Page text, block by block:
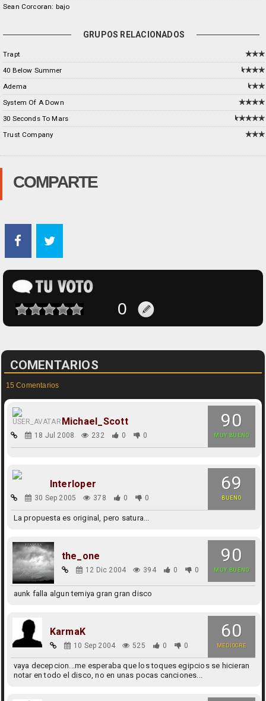
Sean Corcoran: bajo
GRUPOS RELACIONADOS
Trapt
40 Below Summer
Adema
System Of A Down
30 Seconds To Mars
Trust Company
COMPARTE
COMENTARIOS
15 Comentarios
90
MUY BUENO
Michael_Scott
18 Jul 2008 232 0 0
69
BUENO
Interloper
30 Sep 2005 378 0 0
La propuesta es original, pero satura...
90
MUY BUENO
the_one
12 Dic 2004 394 0 0
aunk falla algun temiya gran gran disco
60
MEDIOCRE
KarmaK
10 Sep 2004 525 0 0
vaya decepcion...me esperaba que los toques egipcios se hicieran
notar en todo el disco, no en unas pocas canciones...